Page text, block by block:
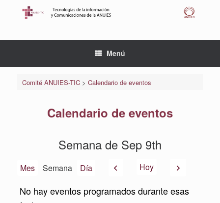
Menú
Comité ANUIES-TIC> Calendario de eventos
Calendario de eventos
Semana de Sep 9th
Mes Semana Día AnteriorHoy Siguiente
No hay eventos programados durante esas